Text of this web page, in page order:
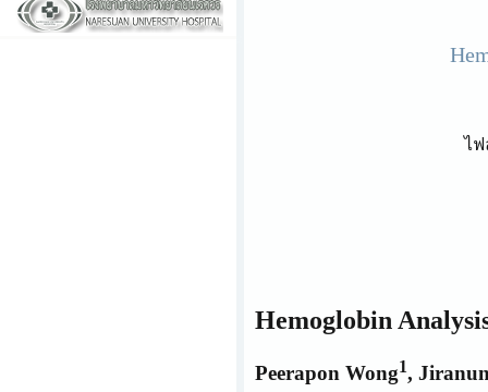
ไ
Hemoglobin
Peerapon Wong1,